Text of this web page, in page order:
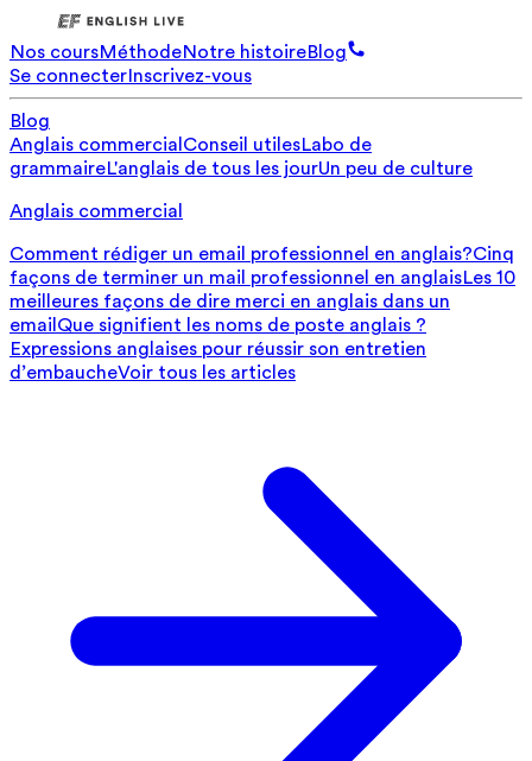
Nos coursMéthodeNotre histoireBlog
Se connecterInscrivez-vous
Blog
Anglais commercial Conseil utilesLabo de
grammaireL'anglais de tous les jourUn peu de culture
Anglais commercial
Comment rédiger un email professionnel en anglais?Cinq
façons de terminer un mail professionnel en anglaisLes 10
meilleures façons de dire merci en anglais dans un
email Que signifient les noms de poste anglais ?
Expressions anglaises pour réussir son entretien
d’embaucheVoir tous les articles